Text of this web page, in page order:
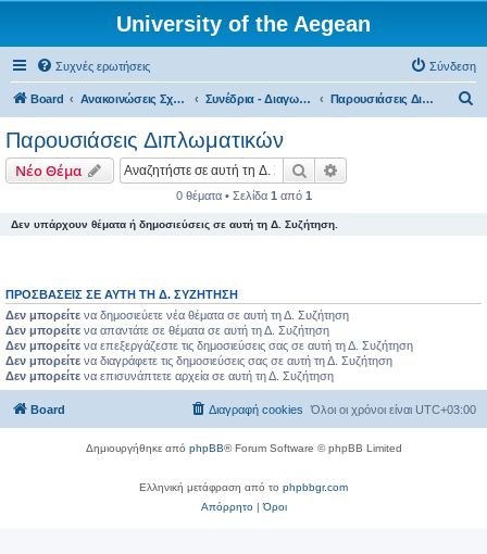
University of the Aegean
Συχνές ερωτήσεις Σύνδεση
Board Ανακοινώσεις Σχολών, Τμημάτων, Συλλόγων & Υπηρεσιών Συνέδρια - Διαγωνισμοί - Παρουσιάσεις Διπλωματικών Παρουσιάσεις Διπλωματικών
η
Παρουσιάσεις Διπλωματικών
Νέο Θέμα Αναζήτηση
0 θέματα • Σελίδα 1 από 1
Δεν υπάρχουν θέματα ή δημοσιεύσεις σε αυτή τη Δ. Συζήτηση.
ΠΡΟΣΒΆΣΕΙΣ ΣΕ ΑΥΤΉ ΤΗ Δ. ΣΥΖΉΤΗΣΗ
Δεν μπορείτε να δημοσιεύετε νέα θέματα σε αυτή τη Δ. Συζήτηση
Δεν μπορείτε να απαντάτε σε θέματα σε αυτή τη Δ. Συζήτηση
Δεν μπορείτε να επεξεργάζεστε τις δημοσιεύσεις σας σε αυτή τη Δ. Συζήτηση
Δεν μπορείτε να διαγράφετε τις δημοσιεύσεις σας σε αυτή τη Δ. Συζήτηση
Δεν μπορείτε να επισυνάπτετε αρχεία σε αυτή τη Δ. Συζήτηση
Board Όλοι οι χρόνοι είναι UTC+03:00
Διαγραφή cookies
Δημιουργήθηκε από phpBB® Forum Software © phpBB Limited
Ελληνική μετάφραση από το phpbbgr.com
Απόρρητο|Όροι